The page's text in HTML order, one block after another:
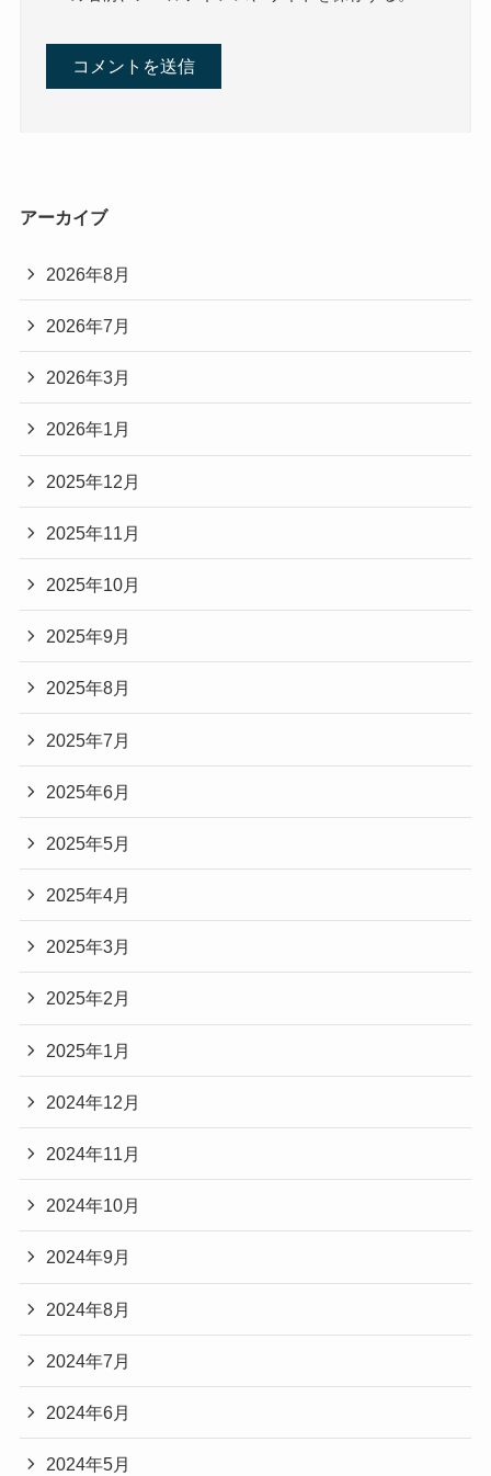
アーカイブ
2026年8月
2026年7月
2026年3月
2026年1月
2025年12月
2025年11月
2025年10月
2025年9月
2025年8月
2025年7月
2025年6月
2025年5月
2025年4月
2025年3月
2025年2月
2025年1月
2024年12月
2024年11月
2024年10月
2024年9月
2024年8月
2024年7月
2024年6月
2024年5月